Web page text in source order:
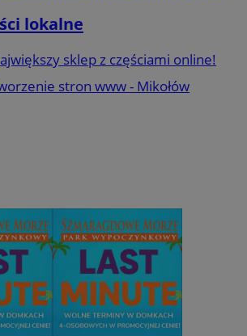
lokalne
sklep z częściami online!
stron www - Mikołów